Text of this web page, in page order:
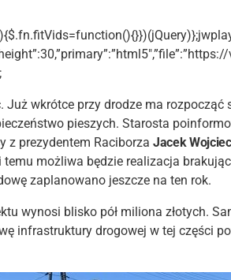
wkrótce przy drodze ma rozpocząć
pieszych. Starosta
z prezydentem Raciborza Jacek
możliwa będzie realizacja
zaplanowano jeszcze na ten rok.
wynosi blisko pół miliona złotych.
infrastruktury drogowej w tej części